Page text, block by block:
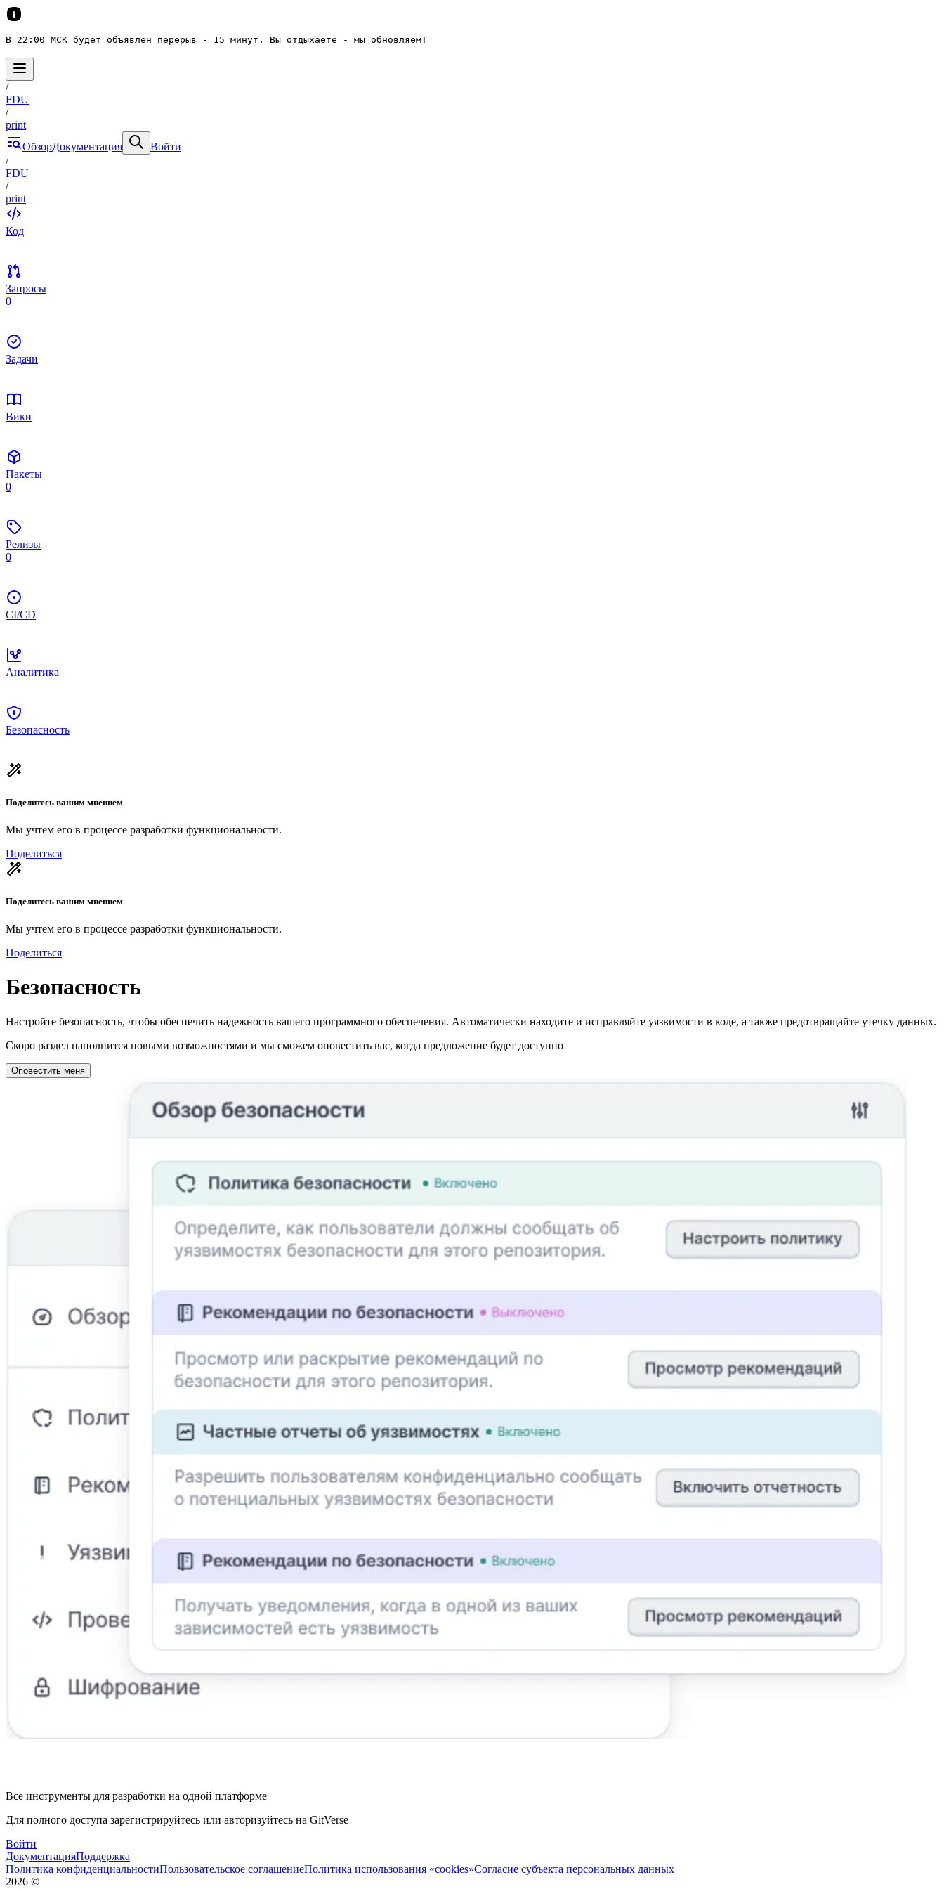
В 22:00 МСК будет объявлен перерыв - 15 минут. Вы отдыхаете - мы обновляем!
/
FDU
/
print
ОбзорДокументация
Войти
/
FDU
/
print
Код
Запросы
0
Задачи
Вики
Пакеты
0
Релизы
0
CI/CD
Аналитика
Безопасность
Поделитесь вашим мнением
Мы учтем его в процессе разработки функциональности.
Поделиться
Поделитесь вашим мнением
Мы учтем его в процессе разработки функциональности.
Поделиться
Безопасность
Настройте безопасность, чтобы обеспечить надежность вашего программного обеспечения. Автоматически находите и исправляйте уязвимости в коде, а также предотвращайте утечку данных.
Скоро раздел наполнится новыми возможностями и мы сможем оповестить вас, когда предложение будет доступно
Оповестить меня
Все инструменты для разработки на одной платформе
Для полного доступа зарегистрируйтесь или авторизуйтесь на GitVerse
Войти
ДокументацияПоддержка
Политика конфиденциальностиПользовательское соглашениеПолитика использования «cookies»Согласие субъекта персональных данных
2026 ©